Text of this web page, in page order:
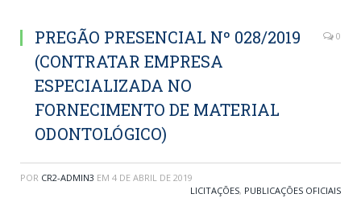
PREGÃO PRESENCIAL Nº 028/2019
(CONTRATAR EMPRESA
ESPECIALIZADA NO
FORNECIMENTO DE MATERIAL
ODONTOLÓGICO)
0
POR CR2-ADMIN3 EM 4 DE ABRIL DE 2019
LICITAÇÕES, PUBLICAÇÕES OFICIAIS